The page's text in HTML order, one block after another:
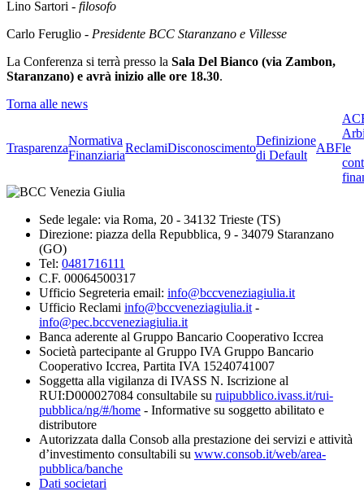
Lino Sartori - filosofo
Carlo Feruglio - Presidente BCC Staranzano e Villesse
La Conferenza si terrà presso la Sala Del Bianco (via Zambon,
Staranzano) e avrà inizio alle ore 18.30.
Torna alle news
Trasparenza
Normativa
Finanziaria
ReclamiDisconoscimento
Definizione
di Default
ABFle
Sede legale: via Roma, 20 - 34132 Trieste (TS)
Direzione: piazza della Repubblica, 9 - 34079 Staranzano
(GO)
Tel: 0481716111
C.F. 00064500317
Ufficio Segreteria email: info@bccveneziagiulia.it
Ufficio Reclami info@bccveneziagiulia.it -
info@pec.bccveneziagiulia.it
Banca aderente al Gruppo Bancario Cooperativo Iccrea
Società partecipante al Gruppo IVA Gruppo Bancario
Cooperativo Iccrea, Partita IVA 15240741007
Soggetta alla vigilanza di IVASS N. Iscrizione al
RUI:D000027084 consultabile su ruipubblico.ivass.it/rui-
pubblica/ng/#/home - Informative su soggetto abilitato e
distributore
Autorizzata dalla Consob alla prestazione dei servizi e attività
d’investimento consultabili su www.consob.it/web/area-
pubblica/banche
Dati societari